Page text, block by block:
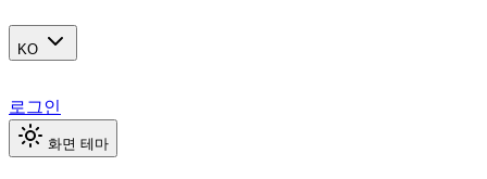
KO
로그인
화면 테마